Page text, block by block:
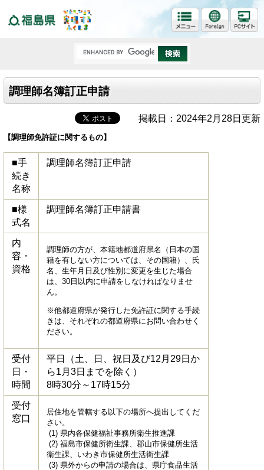
調理師名簿訂正申請
掲載日：2024年2月28日更新
【調理師免許証に関するもの】
■手
続き
名称
調理師名簿訂正申請
■様
式名
調理師名簿訂正申請書
内
容・
資格
調理師の方が、本籍地都道府県名（日本の国
籍を有しない方については、その国籍）、氏
名、生年月日及び性別に変更を生じた場合
は、30日以内に申請をしなければなりませ
ん。
※他都道府県が発行した免許証に関する手続
きは、それぞれの都道府県にお問い合わせく
ださい。
受付
日・
時間
平日（土、日、祝日及び12月29日か
ら1月3日までを除く）
8時30分～17時15分
受付
窓口
居住地を管轄する以下の場所へ提出してくだ
さい。
(1) 県内各保健福祉事務所衛生推進課
(2) 福島市保健所衛生課、郡山市保健所生活
衛生課、いわき市保健所生活衛生課
(3) 県外からの申請の場合は、県庁食品生活